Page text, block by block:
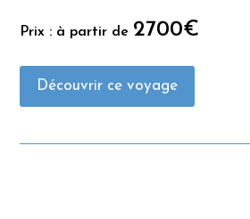
Prix : à partir de 2700€
Découvrir ce voyage